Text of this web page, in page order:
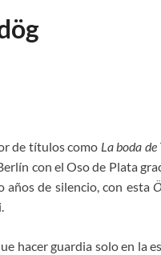
de títulos como La boda de
con el Oso de Plata
años de silencio, con esta
hacer guardia solo en la